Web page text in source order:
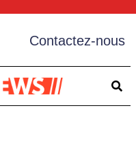
Contactez-nous